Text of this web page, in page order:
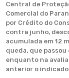
Central de
Comercial do
por Crédito do
contra junho,
acumulada em 12
queda, que passou
enquanto na
anterior o